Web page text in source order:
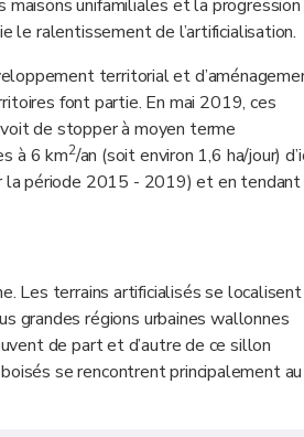
maisons unifamiliales et la progression
le ralentissement de l’artificialisation.
territorial et
font partie. En mai 2019, ces
de stopper à moyen terme
à 6 km2/an (soit environ 1,6 ha/jour)
la période 2015 - 2019) et en tendant
Les terrains artificialisés se localisent
grandes régions urbaines wallonnes
de part et d’autre de ce sillon
se rencontrent principalement au